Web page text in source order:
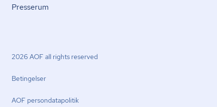
Presserum
2026 AOF all rights reserved
Betingelser
AOF per­son­da­ta­po­li­tik